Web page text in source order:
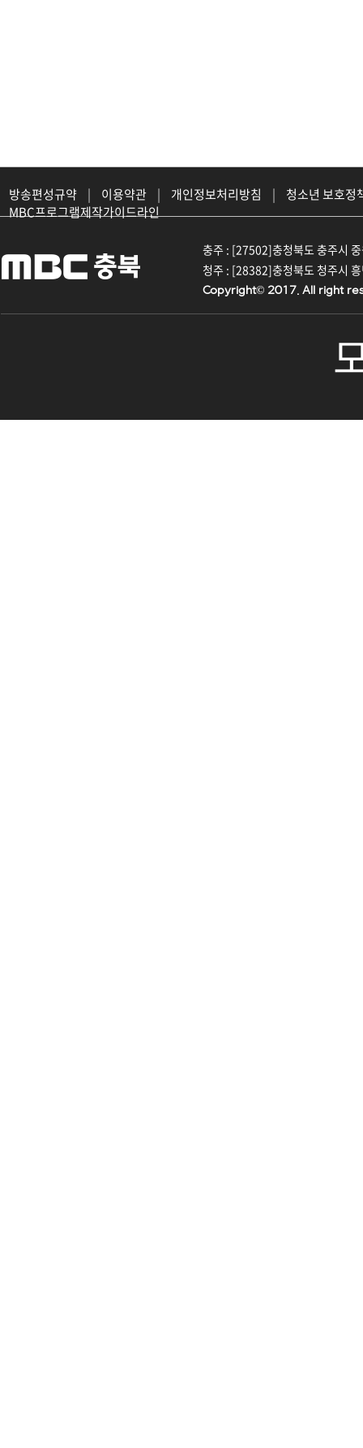
방송편성규약 | 이용약관 | 개인정보처리방침 |
청소년 보호정
MBC프로그램제작가이드라인
충주 : [27502]충청북도 충주시
청주 : [28382]충청북도 청주시
Copyright© 2017. All right